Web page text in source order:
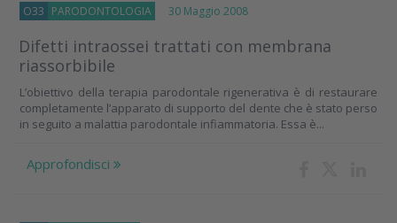
O33 PARODONTOLOGIA 30 Maggio 2008
Difetti intraossei trattati con membrana
riassorbibile
L’obiettivo della terapia parodontale rigenerativa è di restaurare
completamente l’apparato di supporto del dente che è stato perso
in seguito a malattia parodontale infiammatoria. Essa è...
Approfondisci